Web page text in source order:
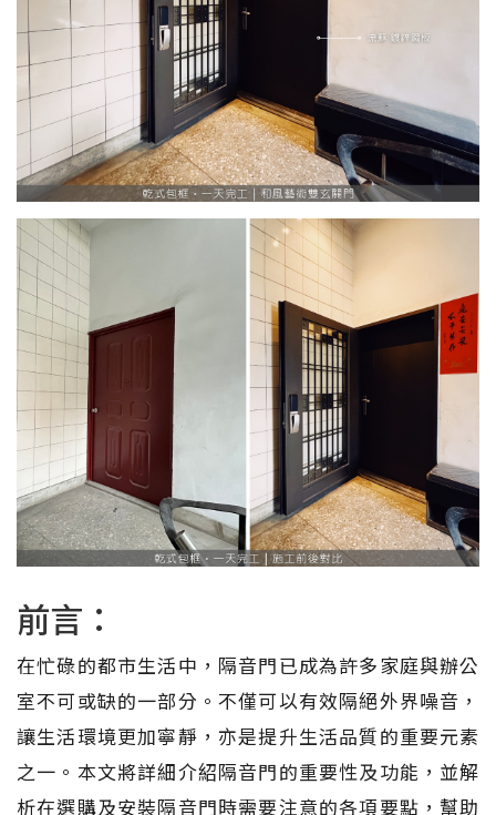
前言：
在忙碌的都市生活中，隔音門已成為許多家庭與辦公
室不可或缺的一部分。不僅可以有效隔絕外界噪音，
讓生活環境更加寧靜，亦是提升生活品質的重要元素
之一。本文將詳細介紹隔音門的重要性及功能，並解
析在選購及安裝隔音門時需要注意的各項要點，幫助